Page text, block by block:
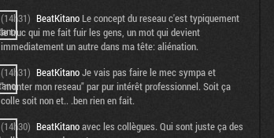
(14h31) BeatKitano Le concept du reseau c'est typiquement
le truc qui me fait fuir les gens, un mot qui devient
immediatement un autre dans ma tête: aliénation.
(14h31) BeatKitanoJe vais pas faire le mec sympa et
"monter mon reseau" par pur intérêt professionnel. Soit ça
colle soit non et.. .ben rien en fait.
(14h30) BeatKitanoavec les collègues. Qui sont juste ça des